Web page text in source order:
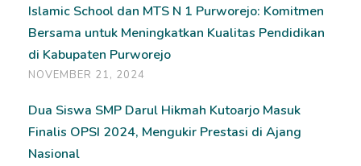
Islamic School dan MTS N 1 Purworejo: Komitmen
Bersama untuk Meningkatkan Kualitas Pendidikan
di Kabupaten Purworejo
NOVEMBER 21, 2024
Dua Siswa SMP Darul Hikmah Kutoarjo Masuk
Finalis OPSI 2024, Mengukir Prestasi di Ajang
Nasional